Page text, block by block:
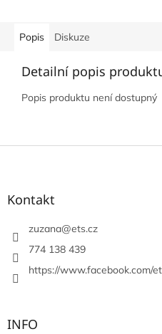
Popis Diskuze
Detailní popis
Popis produktu není dostupný
Z
Kontakt
zuzana@ets.cz
774 138 439
https://www.facebook.com/
INFO